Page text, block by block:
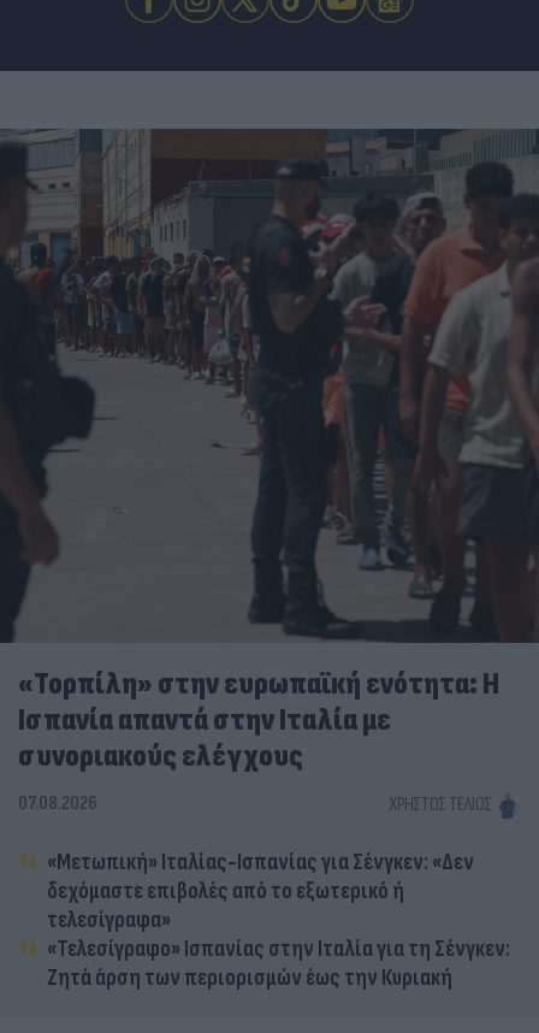
«Τορπίλη» στην ευρωπαϊκή ενότητα: Η
Ισπανία απαντά στην Ιταλία με
συνοριακούς ελέγχους
07.08.2026 ΧΡΉΣΤΟΣ ΤΈΛΙΟΣ
«Μετωπική» Ιταλίας-Ισπανίας για Σένγκεν: «Δεν
δεχόμαστε επιβολές από το εξωτερικό ή
τελεσίγραφα»
«Τελεσίγραφο» Ισπανίας στην Ιταλία για τη Σένγκεν:
Ζητά άρση των περιορισμών έως την Κυριακή